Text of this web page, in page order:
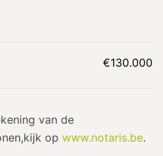
€130.000
van de
op www.notaris.be.